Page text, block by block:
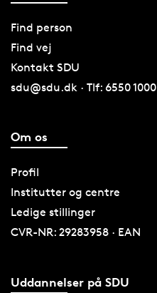
Find person
Find vej
Kontakt SDU
sdu@sdu.dk · Tlf: 6550 1000
Om os
Profil
Institutter og centre
Ledige stillinger
CVR-NR: 29283958 · EAN
Uddannelser på SDU